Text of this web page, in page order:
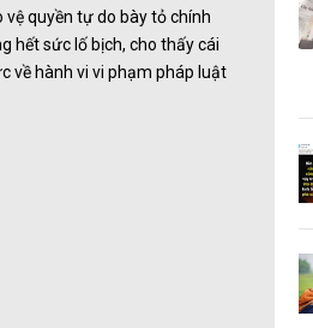
quyền tự do bày tỏ chính
hết sức lố bịch, cho thấy cái
về hành vi vi phạm pháp luật